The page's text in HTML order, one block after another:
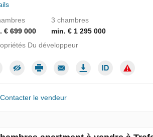
€ 699 000
3 chambres
min. € 1 295 000
Du développeur
Contacter le vendeur